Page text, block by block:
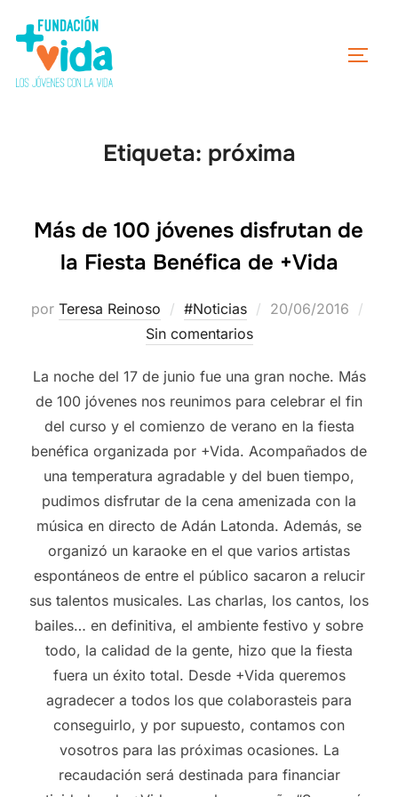
Etiqueta: próxima
Más de 100 jóvenes disfrutan de
la Fiesta Benéfica de +Vida
por Teresa Reinoso #Noticias
20/06/2016
Sin comentarios
La noche del 17 de junio fue una gran noche. Más
de 100 jóvenes nos reunimos para celebrar el fin
del curso y el comienzo de verano en la fiesta
benéfica organizada por +Vida. Acompañados de
una temperatura agradable y del buen tiempo,
pudimos disfrutar de la cena amenizada con la
música en directo de Adán Latonda. Además, se
organizó un karaoke en el que varios artistas
espontáneos de entre el público sacaron a relucir
sus talentos musicales. Las charlas, los cantos, los
bailes… en definitiva, el ambiente festivo y sobre
todo, la calidad de la gente, hizo que la fiesta
fuera un éxito total. Desde +Vida queremos
agradecer a todos los que colaborasteis para
conseguirlo, y por supuesto, contamos con
vosotros para las próximas ocasiones. La
recaudación será destinada para financiar